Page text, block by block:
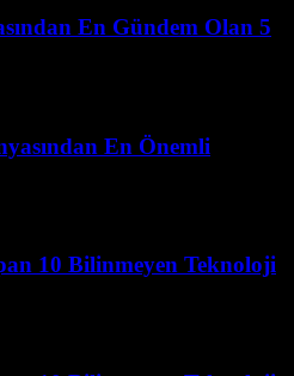
En Gündem Olan 5
En Önemli
10 Bilinmeyen Teknoloji